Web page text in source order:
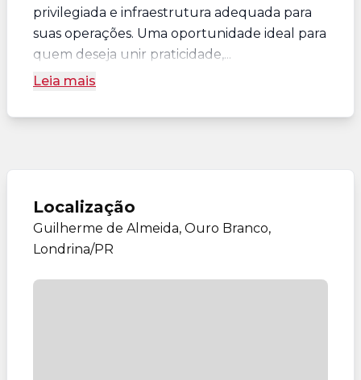
privilegiada e infraestrutura adequada para
suas operações. Uma oportunidade ideal para
quem deseja unir praticidade,...
Leia mais
Localização
Guilherme de Almeida, Ouro Branco,
Londrina/PR